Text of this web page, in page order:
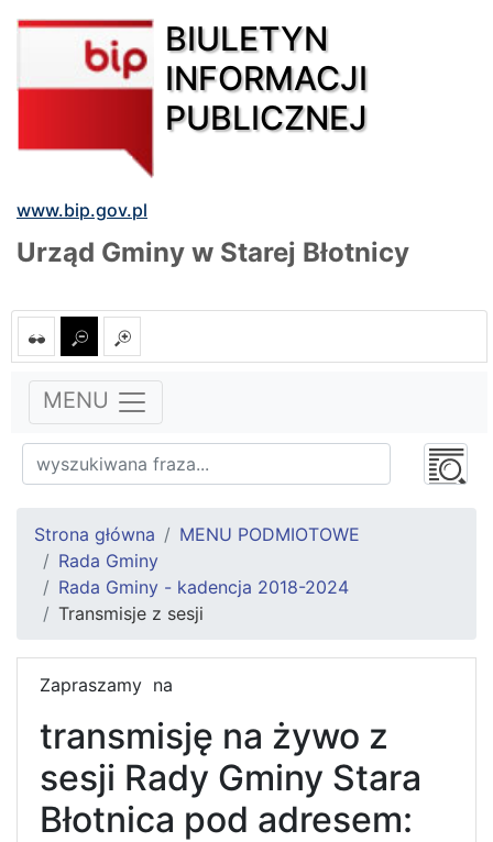
BIULETYN
INFORMACJI
PUBLICZNEJ
www.bip.gov.pl
Urząd Gminy w Starej Błotnicy
MENU
Strona główna
MENU PODMIOTOWE
Rada Gminy
Rada Gminy - kadencja 2018-2024
Transmisje z sesji
Zapraszamy na
transmisję na żywo z
sesji Rady Gminy Stara
Błotnica pod adresem: